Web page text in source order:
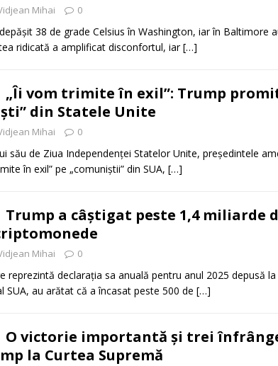
Mihai 0
38 de grade Celsius în Washington, iar în Baltimore
ridicată a amplificat disconfortul, iar[…]
„Îi vom trimite în exil”: Trump
din Statele Unite
Mihai 0
său de Ziua Independenței Statelor Unite, președintele
în exil” pe „comuniștii” din SUA, […]
Trump a câștigat peste 1,4 miliarde
Mihai 0
reprezintă declarația sa anuală pentru anul 2025 depusă
SUA, au arătat că a încasat peste 500 de […]
O victorie importantă și trei
la Curtea Supremă